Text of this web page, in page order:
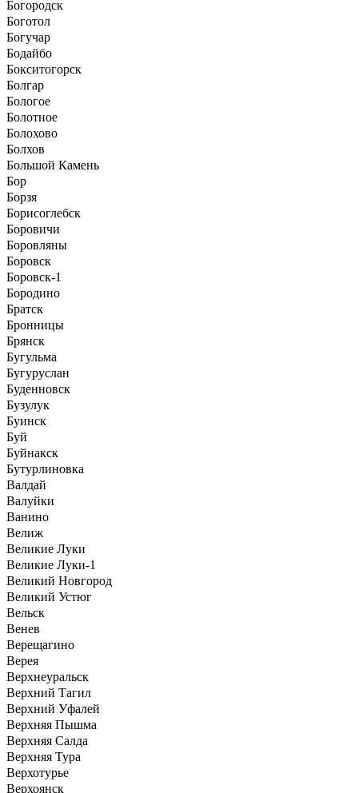
Богородск
Боготол
Богучар
Бодайбо
Бокситогорск
Болгар
Бологое
Болотное
Болохово
Болхов
Большой Камень
Бор
Борзя
Борисоглебск
Боровичи
Боровляны
Боровск
Боровск-1
Бородино
Братск
Бронницы
Брянск
Бугульма
Бугуруслан
Буденновск
Бузулук
Буинск
Буй
Буйнакск
Бутурлиновка
Валдай
Валуйки
Ванино
Велиж
Великие Луки
Великие Луки-1
Великий Новгород
Великий Устюг
Вельск
Венев
Верещагино
Верея
Верхнеуральск
Верхний Тагил
Верхний Уфалей
Верхняя Пышма
Верхняя Салда
Верхняя Тура
Верхотурье
Верхоянск